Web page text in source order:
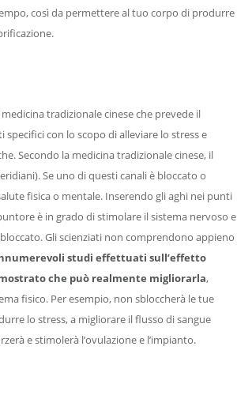
così da permettere al tuo corpo di produrre
tradizionale cinese che prevede il
con lo scopo di alleviare lo stress e
Secondo la medicina tradizionale cinese, il
Se uno di questi canali è bloccato o
fisica o mentale. Inserendo gli aghi nei punti
è in grado di stimolare il sistema nervoso e
Gli scienziati non comprendono appieno
studi effettuati sull’effetto
che può realmente migliorarla,
fisico. Per esempio, non sbloccherà le tue
lo stress, a migliorare il flusso di sangue
e stimolerà l’ovulazione e l’impianto.